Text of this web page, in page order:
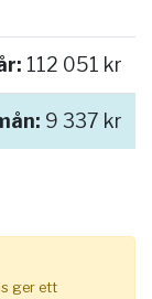
112 051 kr
9 337 kr
ger ett